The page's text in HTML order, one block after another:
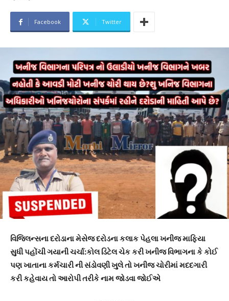
Facebook Twitter
વિજિલન્સના દરોડાના મેસેજ દરોડના કલાક પેહલા ખનીજ માફિયા
સુધી પહોંચી ગયાની ચર્ચા:કોલ ડિટેલ ચેક કરી ખનીજ વિભાગના કે કોઈ
પણ ખાતાના કર્મચારી ની સંડોવણી ખુલે તો ખનીજ ચોરીમાં મદદગારી
કરી કહેવાય તો આરોપી તરીકે નામ જોડવા જોઈએ